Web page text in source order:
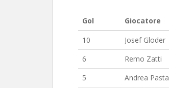
Gol Giocatore
10
Josef Gloder
6
Remo Zatti
5
Andrea Pasta